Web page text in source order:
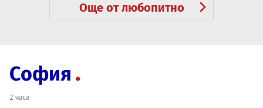
Още от любопитно
София
2 часа